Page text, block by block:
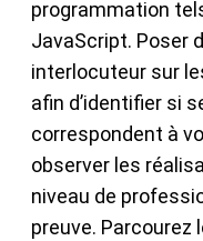
programmation
JavaScript. Poser
interlocuteur sur
afin d’identifier si
correspondent à
observer les
niveau de
preuve. Parcourez